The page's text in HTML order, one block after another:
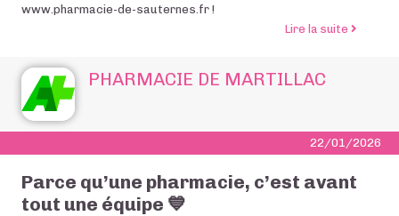
www.pharmacie-de-sauternes.fr !
Lire la suite de
PHARMACIE DE MARTILLAC
22/01/2026
Parce qu’une pharmacie, c’est avant
tout une équipe 💙